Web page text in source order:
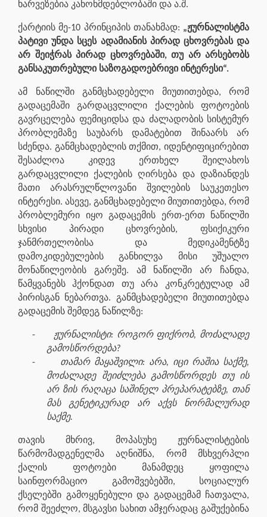
ხარვეზებია კანონმდებლობაში და ა.შ.
ქარტიის მე-10 პრინციპის თანახმად: „ჟურნალისტმა
პატივი უნდა სცეს ადამიანის პირად ცხოვრებას და
არ შეიჭრას პირად ცხოვრებაში, თუ არ არსებობს
განსაკუთრებული საზოგადოებრივი ინტერესი“.
ამ ნაწილში განმცხადებელი მიუთითებდა, რომ
გადაცემაში გარდაცვლილი ქალების ფოტოების
გავრცელება ფემიციდსა და ძალადობის სისტემურ
პრობლემაზე საუბარს დამატებით შინაარს არ
სძენდა. განმცხადებლის თქმით, იდენტიფიცირებით
შესაძლოა კიდევ ერთხელ შეილახოს
გარდაცვლილი ქალების ღირსება და დაზიანდეს
მათი არასრულწლოვანი შვილების საუკეთესო
ინტერესი. ასევე, განმცხადებელი მიუთითებდა, რომ
პრობლემური იყო გადაცემის ერთ-ერთ ნაწილში
სხვისი პირადი ცხოვრების, ფსიქიკური
ჯანმრთელობისა და მედიკამენტზე
დამოკიდებულების განხილვა მისი უშუალო
მონაწილეობის გარეშე. ამ ნაწილში არ ჩანდა,
წამყვანებს ჰქონდათ თუ არა კონკრეტულად ამ
პირისგან ნებართვა. განმცხადებელი მიუთითებდა
გადაცემის შემდეგ ნაწილზე:
-
ჟურნალისტი: როგორ ფიქრობ, მოძალადე
გამოსწორდება?
-
თამარ მაყაშვილი: არა, იცი რაშია საქმე,
მოძალადე შეიძლება გამოსწორდეს თუ ის
არ ზის რაღაცა საშინელ პრეპარატებზე, თან
მას გენეტიკურად არ აქვს ნორმალურად
საქმე.
თავის მხრივ, მოპასუხე ჟურნალისტების
წარმომადგენელმა აღნიშნა, რომ მსხვერპლი
ქალის ფოტოები მანამდეც ყოფილა
საინფორმაციო გამოშვებებში, სოციალურ
ქსელებში გამოყენებული და გადაცემამ ჩათვალა,
რომ შეეძლო, მსგავსი სახით ამჯერადაც გაშუქებინა